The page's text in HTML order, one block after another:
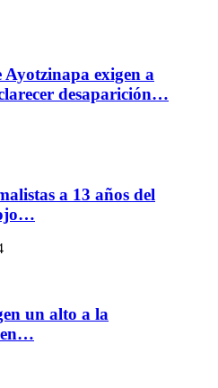
Ayotzinapa exigen a
desaparición…
a 13 años del
un alto a la